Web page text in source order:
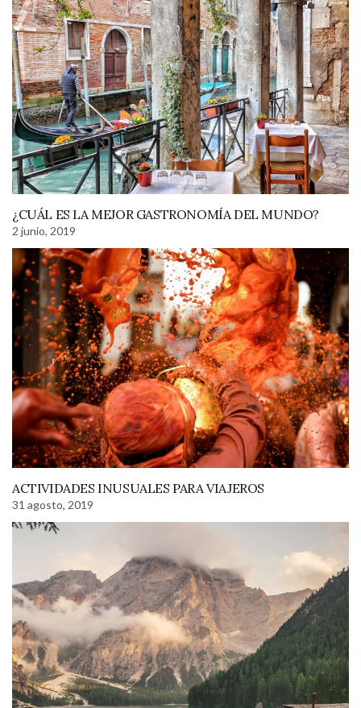
¿CUÁL ES LA MEJOR GASTRONOMÍA DEL MUNDO?
2 junio, 2019
ACTIVIDADES INUSUALES PARA VIAJEROS
31 agosto, 2019